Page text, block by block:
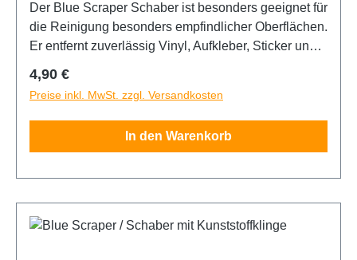
Der Blue Scraper Schaber ist besonders geeignet für
die Reinigung besonders empfindlicher Oberflächen.
Er entfernt zuverlässig Vinyl, Aufkleber, Sticker und
ergonomischen Form. Klinge problemlos
austauschbar. Hierzu Klinge einfach leicht anheben
und herausziehen. Ersatzklingen Metall oder
Kunsstoff bei uns erhältlich.
Regulärer Preis:
4,90 €
Preise inkl. MwSt. zzgl. Versandkosten
In den Warenkorb